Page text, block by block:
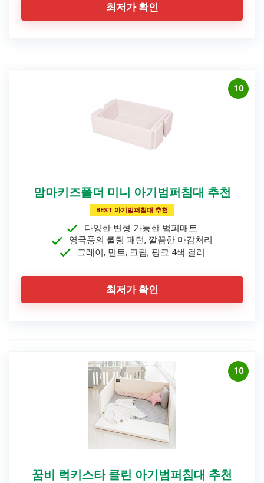
최저가 확인
10
맘마키즈폴더 미니 아기범퍼침대 추천
BEST 아기범퍼침대 추천
다양한 변형 가능한 범퍼매트
영국풍의 퀼팅 패턴, 깔끔한 마감처리
그레이, 민트, 크림, 핑크 4색 컬러
최저가 확인
10
꿈비 럭키스타 클린 아기범퍼침대 추천